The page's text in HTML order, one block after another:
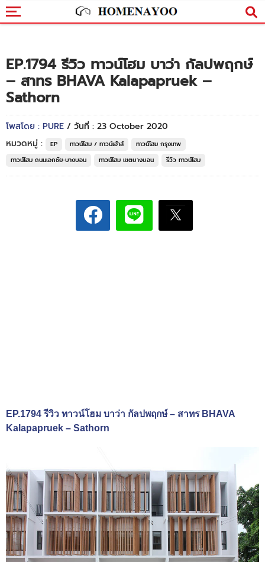
EP.1794 รีวิว ทาวน์โฮม บาว่า กัลปพฤกษ์
– สาทร BHAVA Kalapapruek –
Sathorn
โพสโดย : PURE / วันที่ : 23 October 2020
หมวดหมู่ :
EP ทาวน์โฮม / ทาวน์เฮ้าส์
ทาวน์โฮม กรุงเทพ
ทาวน์โฮม ถนนเอกชัย-บางบอน
ทาวน์โฮม เขตบางบอน รีวิว ทาวน์โฮม
EP.1794 รีวิว ทาวน์โฮม บาว่า กัลปพฤกษ์ – สาทร BHAVA
Kalapapruek – Sathorn